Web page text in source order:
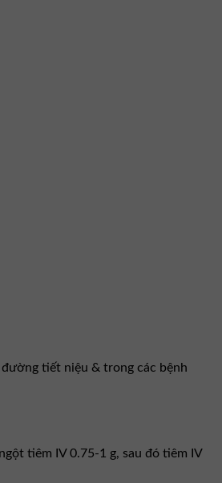
tiết niệu & trong các bệnh
tiêm IV 0.75-1 g, sau đó tiêm IV